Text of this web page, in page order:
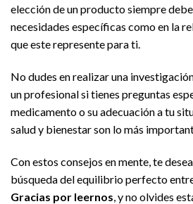
elección de un producto siempre
necesidades específicas como en la
que este represente para ti.
No dudes en realizar una
un profesional si tienes preguntas
medicamento o su adecuación a tu
salud y bienestar son lo más
Con estos consejos en mente, te
búsqueda del equilibrio perfecto
Gracias por leernos, y no olvides